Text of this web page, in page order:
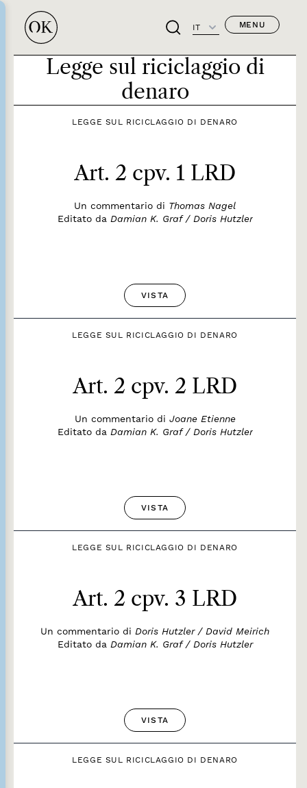
IT MENU
Legge sul riciclaggio di
denaro
LEGGE SUL RICICLAGGIO DI DENARO
Art. 2 cpv. 1 LRD
Un commentario di Thomas Nagel
Editato da Damian K. Graf / Doris Hutzler
VISTA
LEGGE SUL RICICLAGGIO DI DENARO
Art. 2 cpv. 2 LRD
Un commentario di Joane Etienne
Editato da Damian K. Graf / Doris Hutzler
VISTA
LEGGE SUL RICICLAGGIO DI DENARO
Art. 2 cpv. 3 LRD
Un commentario di Doris Hutzler / David Meirich
Editato da Damian K. Graf / Doris Hutzler
VISTA
LEGGE SUL RICICLAGGIO DI DENARO